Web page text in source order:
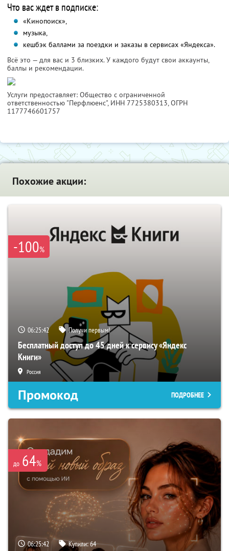
Что вас ждет в подписке:
«Кинопоиск»,
музыка,
кешбэк баллами за поездки и заказы в сервисах «Яндекса».
Всё это — для вас и 3 близких. У каждого будут свои аккаунты,
баллы и рекомендации.
Услуги предоставляет: Общество с ограниченной
ответственностью "Перфлюенс", ИНН 7725380313, ОГРН
1177746601757
Похожие акции:
-100%
06:25:41 Получи первым!
Бесплатный доступ до 45 дней к сервису «Яндекс
Книги»
Россия
Промокод ПОДРОБНЕЕ
до 64%
06:25:41 Купили:64